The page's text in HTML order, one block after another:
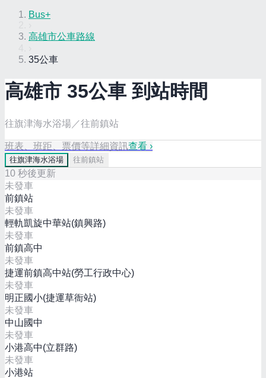
Bus+
高雄市公車路線
35公車
高雄市 35公車 到站時間
往旗津海水浴場／往前鎮站
班表、班距、票價等詳細資訊查看 ›
往旗津海水浴場 往前鎮站
10 秒後更新
未發車
前鎮站
未發車
輕軌凱旋中華站(鎮興路)
未發車
前鎮高中
未發車
捷運前鎮高中站(勞工行政中心)
未發車
明正國小(捷運草衙站)
未發車
中山國中
未發車
小港高中(立群路)
未發車
小港站